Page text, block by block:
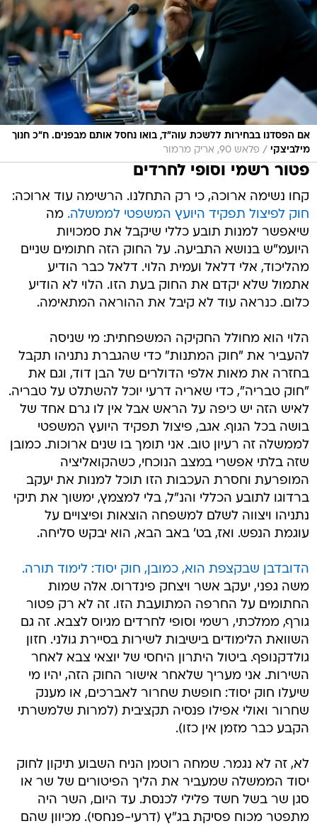
אם הפסדנו בבחירות ללשכת עוה"ד, בואו נחסל אותם מבפנים. ח"כ חנוך
מילביצקי / פלאש 90, אריק מרמור
פטור רשמי וסופי לחרדים
קחו נשימה ארוכה, כי רק התחלנו. הרשימה עוד ארוכה:
חוק לפיצול תפקיד היועץ המשפטי לממשלה. מה
שיאפשר למנות תובע כללי שיקבל את סמכויות
היועמ"ש בנושא התביעה. על החוק הזה חתומים שניים
מהליכוד, אלי דלאל ועמית הלוי. דלאל כבר הודיע
אתמול שלא יקדם את החוק בעת הזו. הלוי לא הודיע
כלום. כנראה עוד לא קיבל את ההוראה המתאימה.
הלוי הוא מחולל החקיקה המשפחתית: מי שניסה
להעביר את "חוק המתנות" כדי שהגברת נתניהו תקבל
בחזרה את מאות אלפי הדולרים של הבן דוד, וגם את
"חוק טבריה", כדי שאריה דרעי יוכל להשתלט על טבריה.
לאיש הזה יש כיפה על הראש אבל אין לו גרם אחד של
בושה בכל הגוף. אגב, פיצול תפקיד היועץ המשפטי
לממשלה זה רעיון טוב. אני תומך בו שנים ארוכות. כמובן
שזה בלתי אפשרי במצב הנוכחי, כשהקואליציה
המופרעת וחסרת העכבות הזו תוכל למנות את יעקב
ברדוגו לתובע הכללי והנ"ל, בלי למצמץ, ימשוך את תיקי
נתניהו ויצווה לשלם למשפחה הוצאות ופיצויים על
עוגמת הנפש. ואז, בט' באב הבא, הוא יבקש סליחה.
הדובדבן שבקצפת הוא, כמובן, חוק יסוד: לימוד תורה.
משה גפני, יעקב אשר ויצחק פינדרוס. אלה שמות
החתומים על החרפה המתועבת הזו. זה לא רק פטור
גורף, ממלכתי, רשמי וסופי לחרדים מגיוס לצבא. זה גם
השוואת הלימודים בישיבות לשירות בסיירת גולני. חזון
גולדקנופף. ביטול היתרון היחסי של יוצאי צבא לאחר
השירות. אני מעריך שלאחר אישור החוק הזה, יהיו מי
שיעלו חוק יסוד: חופשת שחרור לאברכים, או מענק
שחרור ואולי אפילו פנסיה תקציבית (למרות שלמשרתי
הקבע כבר מזמן אין כזו).
לא, זה לא נגמר. שמחה רוטמן הניח השבוע תיקון לחוק
יסוד הממשלה שמעביר את הליך הפיטורים של שר או
סגן שר בשל חשד פלילי לכנסת. עד היום, השר היה
מתפטר מכוח פסיקת בג"ץ (דרעי-פנחסי). מכיוון שהם